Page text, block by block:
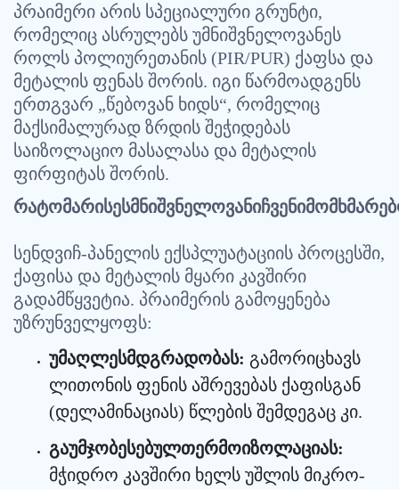
პრაიმერი არის სპეციალური გრუნტი,
რომელიც ასრულებს უმნიშვნელოვანეს
როლს პოლიურეთანის (PIR/PUR) ქაფსა და
მეტალის ფენას შორის. იგი წარმოადგენს
ერთგვარ „წებოვან ხიდს“, რომელიც
მაქსიმალურად ზრდის შეჭიდებას
საიზოლაციო მასალასა და მეტალის
ფირფიტას შორის.
რატომარისესმნიშვნელოვანიჩვენი
სენდვიჩ-პანელის ექსპლუატაციის პროცესში,
ქაფისა და მეტალის მყარი კავშირი
გადამწყვეტია. პრაიმერის გამოყენება
უზრუნველყოფს:
უმაღლესმდგრადობას: გამორიცხავს
ლითონის ფენის აშრევებას ქაფისგან
(დელამინაციას) წლების შემდეგაც კი.
გაუმჯობესებულთერმოიზოლაციას:
მჭიდრო კავშირი ხელს უშლის მიკრო-